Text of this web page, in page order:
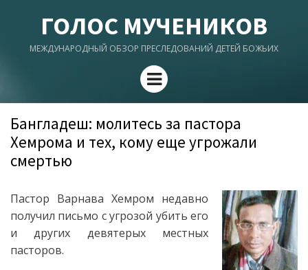
ГОЛОС МУЧЕНИКОВ
МЕЖДУНАРОДНЫЙ ОБЗОР ПРЕСЛЕДОВАНИЙ ДЕТЕЙ БОЖЬИХ
Menu
Бангладеш: молитесь за пастора
Хемрома и тех, кому еще угрожали
смертью
Пастор Варнава Хемром недавно
получил письмо с угрозой убить его
и других девятерых местных
пасторов.